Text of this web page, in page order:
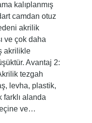
kalıplanmış
camdan otuz
akrilik
ve çok daha
akrilikle
Avantaj 2:
tezgah
levha, plastik,
alanda
ve…